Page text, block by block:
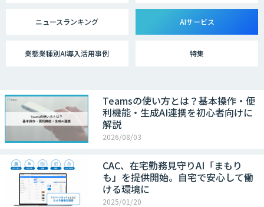
ニュース ランキング AIサービス
業態業種別AI導入活用事例 特集
Teamsの使い方とは？基本操作・便
利機能・生成AI連携を初心者向けに
解説
2026/08/03
CAC、在宅勤務見守りAI「まもり
も」を提供開始。自宅で安心して働
ける環境に
2025/01/20